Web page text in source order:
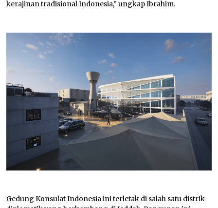
kerajinan tradisional Indonesia,” ungkap Ibrahim.
Gedung Konsulat Indonesia ini terletak di salah satu distrik